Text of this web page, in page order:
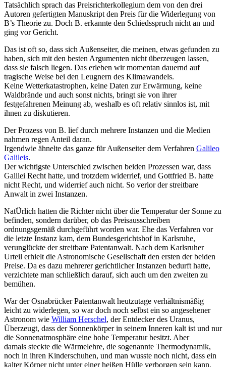
Tatsächlich sprach das Preisrichterkollegium dem von den drei
Autoren gefertigten Manuskript den Preis für die Widerlegung von
B’s Theorie zu. Doch B. erkannte den Schiedsspruch nicht an und
ging vor Gericht.
Das ist oft so, dass sich Außenseiter, die meinen, etwas gefunden zu
haben, sich mit den besten Argumenten nicht überzeugen lassen,
dass sie falsch liegen. Das erleben wir momentan dauernd auf
tragische Weise bei den Leugnern des Klimawandels.
Keine Wetterkatastrophen, keine Daten zur Erwärmung, keine
Waldbrände und auch sonst nichts, bringt sie von ihrer
festgefahrenen Meinung ab, weshalb es oft relativ sinnlos ist, mit
ihnen zu diskutieren.
Der Prozess von B. lief durch mehrere Instanzen und die Medien
nahmen regen Anteil daran.
Irgendwie ähnelte das ganze für Außenseiter dem Verfahren Galileo
Galileis.
Der wichtigste Unterschied zwischen beiden Prozessen war, dass
Galilei Recht hatte, und trotzdem widerrief, und Gottfried B. hatte
nicht Recht, und widerrief auch nicht. So verlor der streitbare
Anwalt in zwei Instanzen.
NatÜrlich hatten die Richter nicht über die Temperatur der Sonne zu
befinden, sondern darüber, ob das Preisausschreiben
ordnungsgemäß durchgeführt worden war. Ehe das Verfahren vor
die letzte Instanz kam, dem Bundesgerichtshof in Karlsruhe,
verunglückte der streitbare Patentanwalt. Nach dem Karlsruher
Urteil erhielt die Astronomische Gesellschaft den ersten der beiden
Preise. Da es dazu mehrerer gerichtlicher Instanzen bedurft hatte,
verzichtete man schließlich darauf, sich auch um den zweiten zu
bemühen.
War der Osnabrücker Patentanwalt heutzutage verhältnismäßig
leicht zu widerlegen, so war doch noch selbst ein so angesehener
Astronom wie William Herschel, der Entdecker des Uranus,
Überzeugt, dass der Sonnenkörper in seinem Inneren kalt ist und nur
die Sonnenatmosphäre eine hohe Temperatur besitzt. Aber
damals steckte die Wärmelehre, die sogenannte Thermodynamik,
noch in ihren Kinderschuhen, und man wusste noch nicht, dass ein
kalter Körper nicht unter einer heißen Hülle verborgen sein kann,